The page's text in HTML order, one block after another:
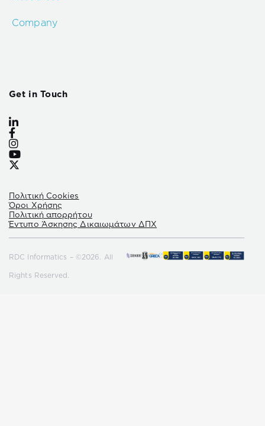
Company
Get in Touch
Πολιτική Cookies
Όροι Χρήσης
Πολιτική απορρήτου
Έντυπο Άσκησης Δικαιωμάτων ΔΠΧ
RDC Informatics – ©2026. All
Rights Reserved.